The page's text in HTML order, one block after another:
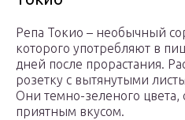
Репа Токио – необычный
которого употребляют в
дней после прорастания.
розетку с вытянутыми
Они темно-зеленого
приятным вкусом.